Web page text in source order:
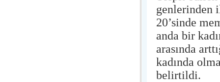
genlerinden
20’sinde
anda bir
arasında
kadında
belirtildi.